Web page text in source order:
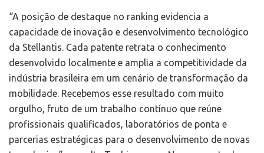
“A posição de destaque no ranking evidencia a
capacidade de inovação e desenvolvimento tecnológico
da Stellantis. Cada patente retrata o conhecimento
desenvolvido localmente e amplia a competitividade da
indústria brasileira em um cenário de transformação da
mobilidade. Recebemos esse resultado com muito
orgulho, fruto de um trabalho contínuo que reúne
profissionais qualificados, laboratórios de ponta e
parcerias estratégicas para o desenvolvimento de novas